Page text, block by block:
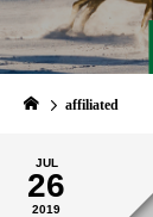
affiliated
JUL
26
2019